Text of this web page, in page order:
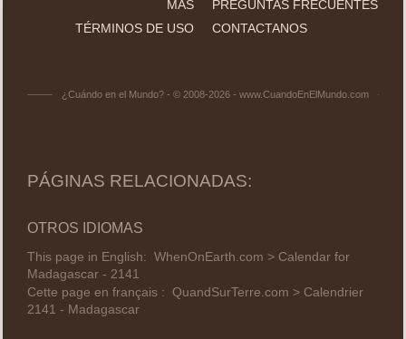
MÁS
PREGUNTAS FRECUENTES
TÉRMINOS DE USO
CONTACTANOS
¿Cuándo en el Mundo? - © 2008-2026 - www.CuandoEnElMundo.com
PÁGINAS RELACIONADAS:
OTROS IDIOMAS
This page in English: WhenOnEarth.com > Calendar for
Madagascar - 2141
Cette page en français : QuandSurTerre.com > Calendrier
2141 - Madagascar